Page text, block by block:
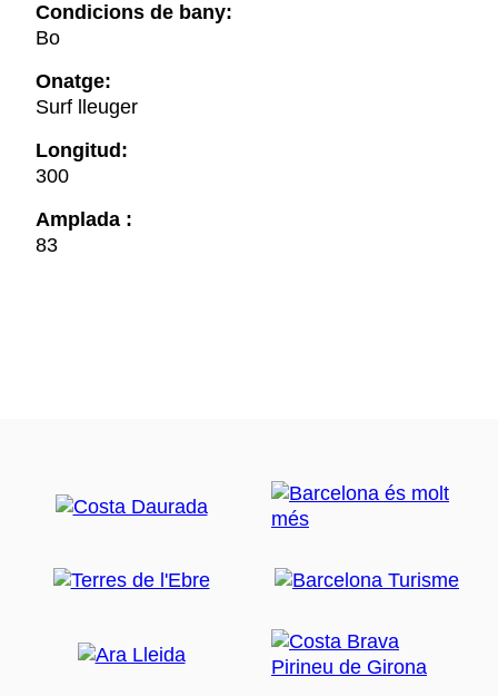
Condicions de bany:
Bo
Onatge:
Surf lleuger
Longitud:
300
Amplada :
83